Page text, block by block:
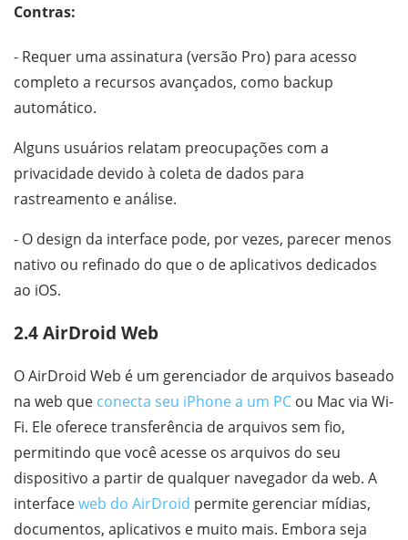
Contras:
- Requer uma assinatura (versão Pro) para acesso
completo a recursos avançados, como backup
automático.
Alguns usuários relatam preocupações com a
privacidade devido à coleta de dados para
rastreamento e análise.
- O design da interface pode, por vezes, parecer menos
nativo ou refinado do que o de aplicativos dedicados
ao iOS.
2.4 AirDroid Web
O AirDroid Web é um gerenciador de arquivos baseado
na web que conecta seu iPhone a um PC ou Mac via Wi-
Fi. Ele oferece transferência de arquivos sem fio,
permitindo que você acesse os arquivos do seu
dispositivo a partir de qualquer navegador da web. A
interfaceweb do AirDroid permite gerenciar mídias,
documentos, aplicativos e muito mais. Embora seja